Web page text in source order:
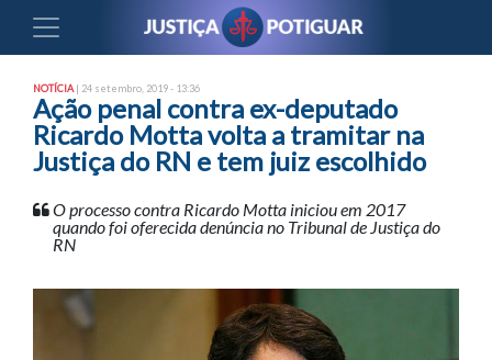
NOTÍCIA | 24 setembro, 2019 - 13:36
Ação penal contra ex-deputado
Ricardo Motta volta a tramitar na
Justiça do RN e tem juiz escolhido
O processo contra Ricardo Motta iniciou em 2017
quando foi oferecida denúncia no Tribunal de Justiça do
RN